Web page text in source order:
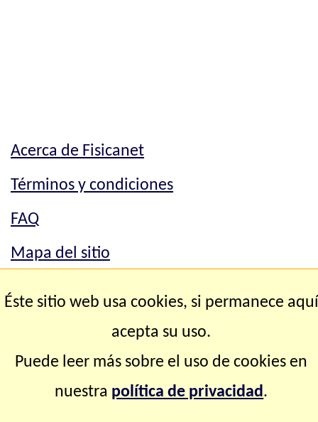
Acerca de Fisicanet
Términos y condiciones
FAQ
Mapa del sitio
Mapa del sitio
derechos reservados
Éste sitio web usa cookies, si permanece aquí
acepta su uso.
Puede leer más sobre el uso de cookies en
nuestra política de privacidad.